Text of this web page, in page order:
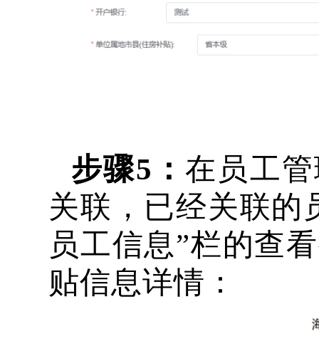
步骤5：在员工
关联，已经关联的
员工信息”栏的查
贴信息详情：